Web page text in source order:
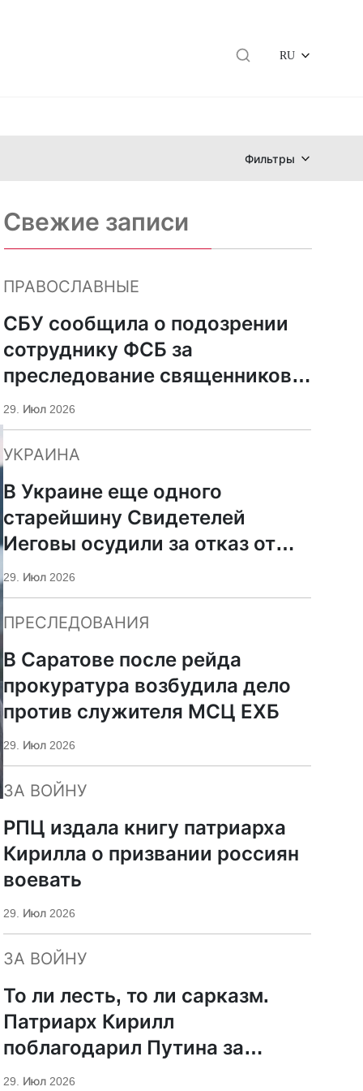
RU
Фильтры
Свежие записи
ПРАВОСЛАВНЫЕ
СБУ сообщила о подозрении
сотруднику ФСБ за
преследование священников
ПЦУ
29. Июл 2026
УКРАИНА
В Украине еще одного
старейшину Свидетелей
Иеговы осудили за отказ от
мобилизации
29. Июл 2026
ПРЕСЛЕДОВАНИЯ
В Саратове после рейда
прокуратура возбудила дело
против служителя МСЦ ЕХБ
29. Июл 2026
ЗА ВОЙНУ
РПЦ издала книгу патриарха
Кирилла о призвании россиян
воевать
29. Июл 2026
ЗА ВОЙНУ
То ли лесть, то ли сарказм.
Патриарх Кирилл
поблагодарил Путина за
защиту суверенитета и
29. Июл 2026